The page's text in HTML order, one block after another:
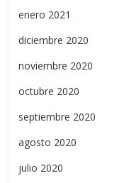
enero 2021
diciembre 2020
noviembre 2020
octubre 2020
septiembre 2020
agosto 2020
julio 2020